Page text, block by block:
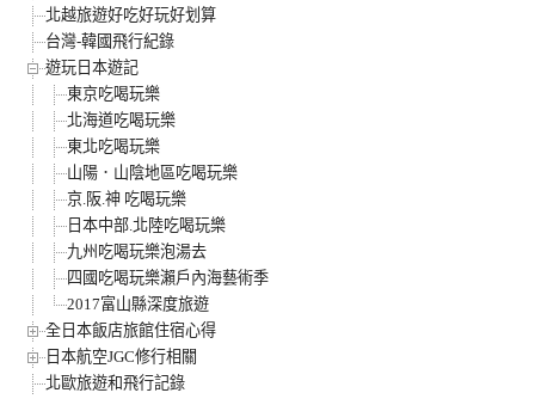
北越旅遊好吃好玩好划算
台灣-韓國飛行紀錄
遊玩日本遊記
東京吃喝玩樂
北海道吃喝玩樂
東北吃喝玩樂
山陽．山陰地區吃喝玩樂
京.阪.神 吃喝玩樂
日本中部.北陸吃喝玩樂
九州吃喝玩樂泡湯去
四國吃喝玩樂瀨戶內海藝術季
2017富山縣深度旅遊
全日本飯店旅館住宿心得
日本航空JGC修行相關
北歐旅遊和飛行記錄